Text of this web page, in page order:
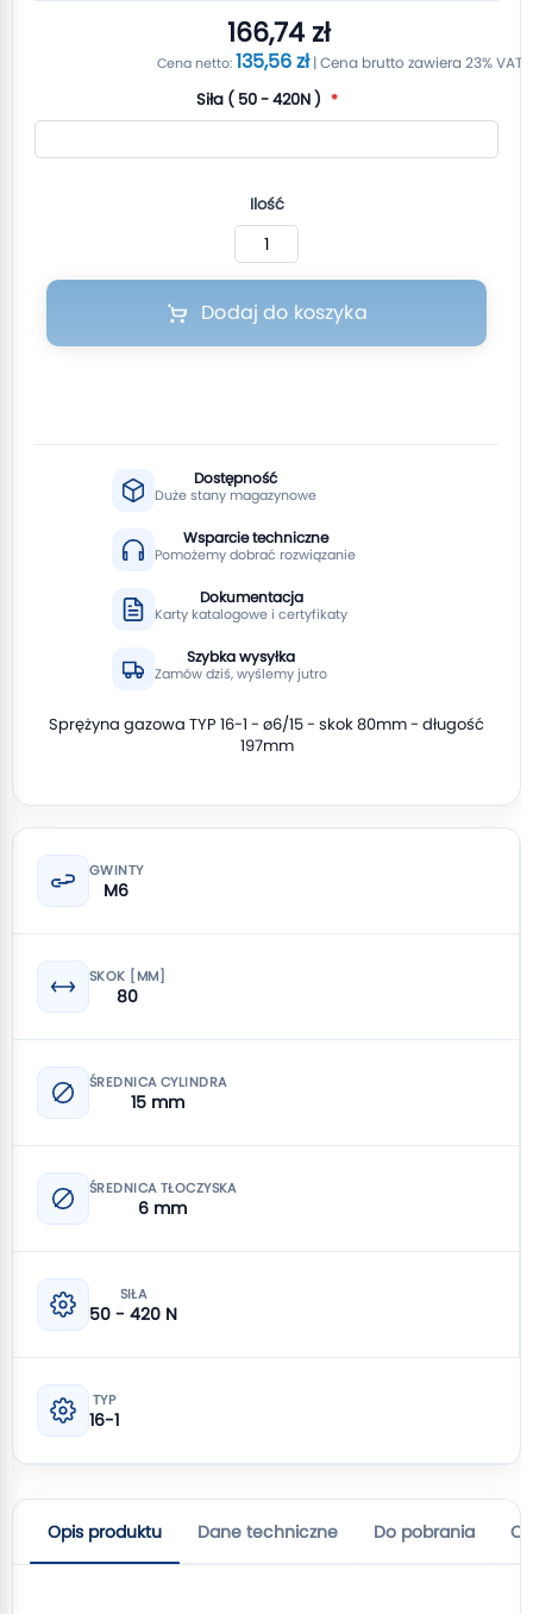
166,74 zł
135,56 zł
Siła ( 50 - 420N )
Ilość
Dodaj do koszyka
Dostępność
Duże stany magazynowe
Wsparcie techniczne
Pomożemy dobrać rozwiązanie
Dokumentacja
Karty katalogowe i certyfikaty
Szybka wysyłka
Zamów dziś, wyślemy jutro
Sprężyna gazowa TYP 16-1 - ø6/15 - skok 80mm - długość
197mm
GWINTY
M6
SKOK [MM]
80
ŚREDNICA CYLINDRA
15 mm
ŚREDNICA TŁOCZYSKA
6 mm
SIŁA
50 - 420 N
TYP
16-1
Opis produktu Dane techniczne Do pobrania